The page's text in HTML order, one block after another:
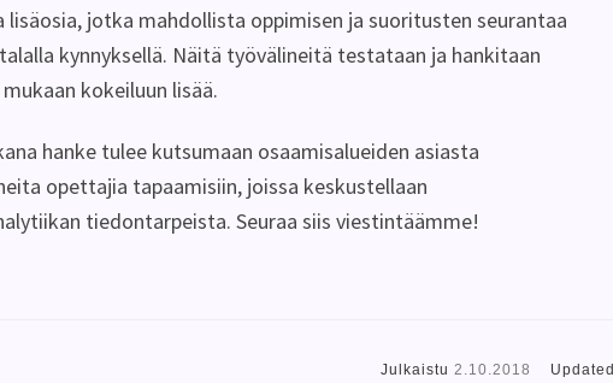
lisäosia, jotka mahdollista oppimisen ja suoritusten seurantaa
kynnyksellä. Näitä työvälineitä testataan ja hankitaan
kokeiluun lisää.
hanke tulee kutsumaan osaamisalueiden asiasta
opettajia tapaamisiin, joissa keskustellaan
tiedontarpeista. Seuraa siis viestintäämme!
Julkaistu 2.10.2018 Updated